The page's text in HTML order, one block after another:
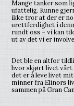
Mange tanker som
ufattelig. Kunne
ikke tror at der er
urettferdighet i
rundt oss – vi kan
ut av det vi er
Det ble en altfor
hvor skjørt livet vårt
det er å leve livet
minner fra Elinors
sammen på Gran